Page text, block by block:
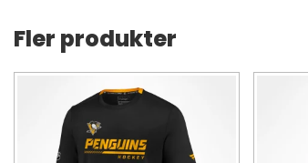
Fler produkter